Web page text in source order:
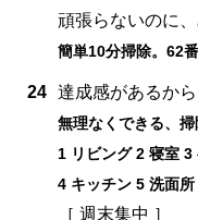
頑張らないのに
簡単10分掃除。62
24 達成感があるから
無理なくできる、掃
1 リビング 2 寝室 3
4 キッチン 5 洗面
［ 週末集中 ］